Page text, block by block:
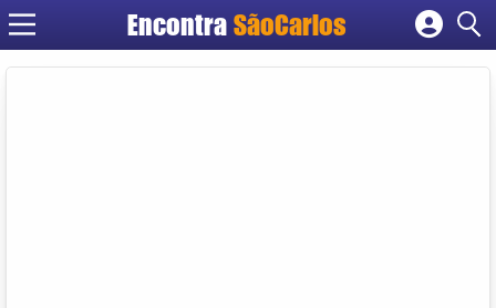
EncontraSãoCarlos
Cadastrar empresa